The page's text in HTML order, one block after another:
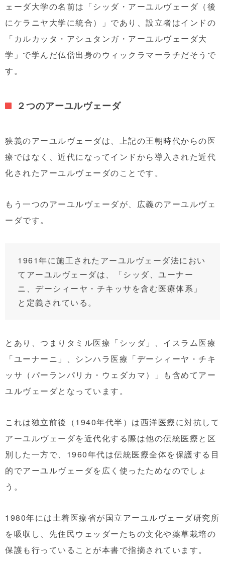
ェーダ大学の名前は「シッダ・アーユルヴェーダ（後
にケラニヤ大学に統合）」であり、設立者はインドの
「カルカッタ・アシュタンガ・アーユルヴェーダ大
学」で学んだ仏僧出身のウィックラマーラチだそうで
す。
２つのアーユルヴェーダ
狭義のアーユルヴェーダは、上記の王朝時代からの医
療ではなく、近代になってインドから導入された近代
化されたアーユルヴェーダのことです。
もう一つのアーユルヴェーダが、広義のアーユルヴェ
ーダです。
1961年に施工されたアーユルヴェーダ法におい
てアーユルヴェーダは、「シッダ、ユーナー
ニ、デーシィーヤ・チキッサを含む医療体系」
と定義されている。
とあり、つまりタミル医療「シッダ」、イスラム医療
「ユーナーニ」、シンハラ医療「デーシィーヤ・チキ
ッサ（パーランパリカ・ウェダカマ）」も含めてアー
ユルヴェーダとなっています。
これは独立前後（1940年代半）は西洋医療に対抗して
アーユルヴェーダを近代化する際は他の伝統医療と区
別した一方で、1960年代は伝統医療全体を保護する目
的でアーユルヴェーダを広く使ったためなのでしょ
う。
1980年には土着医療省が国立アーユルヴェーダ研究所
を吸収し、先住民ウェッダーたちの文化や薬草栽培の
保護も行っていることが本書で指摘されています。